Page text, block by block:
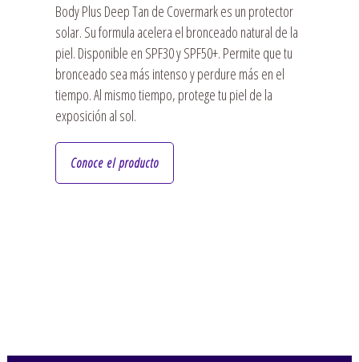
Body Plus Deep Tan de Covermark es un protector
solar. Su formula acelera el bronceado natural de la
piel. Disponible en SPF30 y SPF50+. Permite que tu
bronceado sea más intenso y perdure más en el
tiempo. Al mismo tiempo, protege tu piel de la
exposición al sol.
Conoce el producto